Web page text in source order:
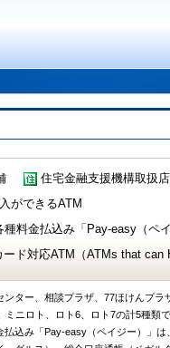
住宅金融支援機構取扱店
ができるATM
料金払込み「Pay-easy（ペ
ード対応ATM（ATMs that can
ター、相談プラザ、77ほけんプラ
ニロト、ロト6、ロト7の計5種類で
込み「Pay-easy（ペイジー）」は